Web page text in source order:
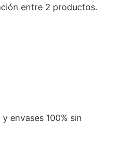
entre 2 productos.
envases 100% sin